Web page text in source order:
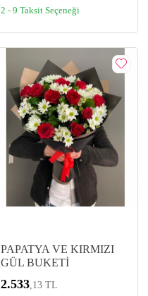
2 - 9 Taksit Seçeneği
PAPATYA VE KIRMIZI
GÜL BUKETİ
2.533 ,13 TL